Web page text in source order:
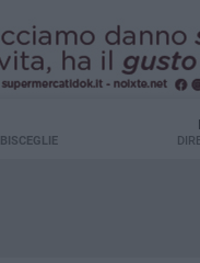
BISCEGLIE